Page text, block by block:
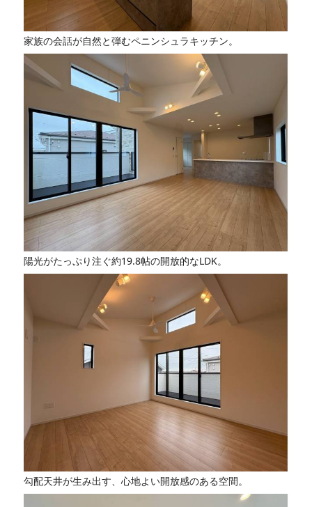
家族の会話が自然と弾むペニンシュラキッチン。
陽光がたっぷり注ぐ約19.8帖の開放的なLDK。
勾配天井が生み出す、心地よい開放感のある空間。